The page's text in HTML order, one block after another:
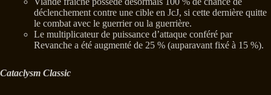
déclenchement contre une cible en JcJ, si cette dernière quitte
le combat avec le guerrier ou la guerrière.
Le multiplicateur de puissance d’attaque conféré par
Revanche a été augmenté de 25 % (auparavant fixé à 15 %).
Cataclysm Classic